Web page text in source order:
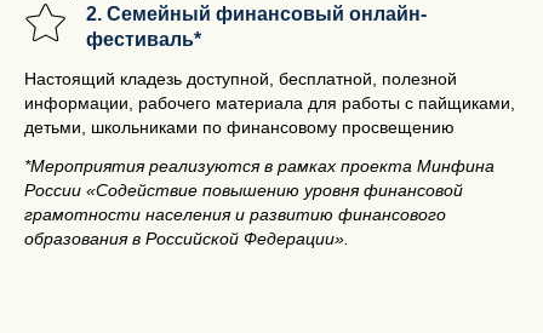
2. Семейный финансовый онлайн-
фестиваль*
Настоящий кладезь доступной, бесплатной, полезной
информации, рабочего материала для работы с пайщиками,
детьми, школьниками по финансовому просвещению
*Мероприятия реализуются в рамках проекта Минфина
России «Содействие повышению уровня финансовой
грамотности населения и развитию финансового
образования в Российской Федерации».